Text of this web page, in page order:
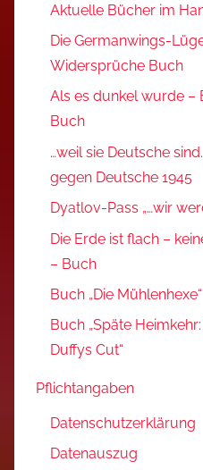
Aktuelle Bücher im
Die Germanwings-
Widersprüche Buch
Als es dunkel wurde –
Buch
…weil sie Deutsche
gegen Deutsche 1945
Dyatlov-Pass „…wir
Die Erde ist flach –
– Buch
Buch „Die Mühlenhexe“
Buch „Späte
Duffys Cut“
Pflichtangaben
Datenschutzerklärung
Datenauszug